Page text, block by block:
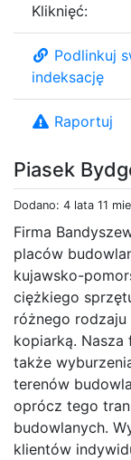
Piasek
Dodano: 4 lata 11
Firma
placów
kujawsko-
ciężkiego
różnego rodzaju
kopiarką.
także
terenów
oprócz tego
budowlanych.
klientów
Kliknięć:
Podlinkuj
indeksację
Raportuj